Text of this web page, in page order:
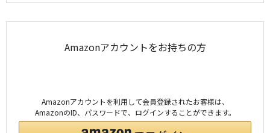
Amazonアカウントをお持ちの方
Amazonアカウントを利用して会員登録されたお客様は、
AmazonのID、パスワードで、ログインすることができます。